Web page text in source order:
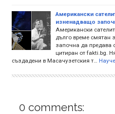
Американски
изненадващо
Американски
дълго време смятан
започна да предава
цитиран от fakti.bg.
създадени в Масачузетския т…
0 comments: